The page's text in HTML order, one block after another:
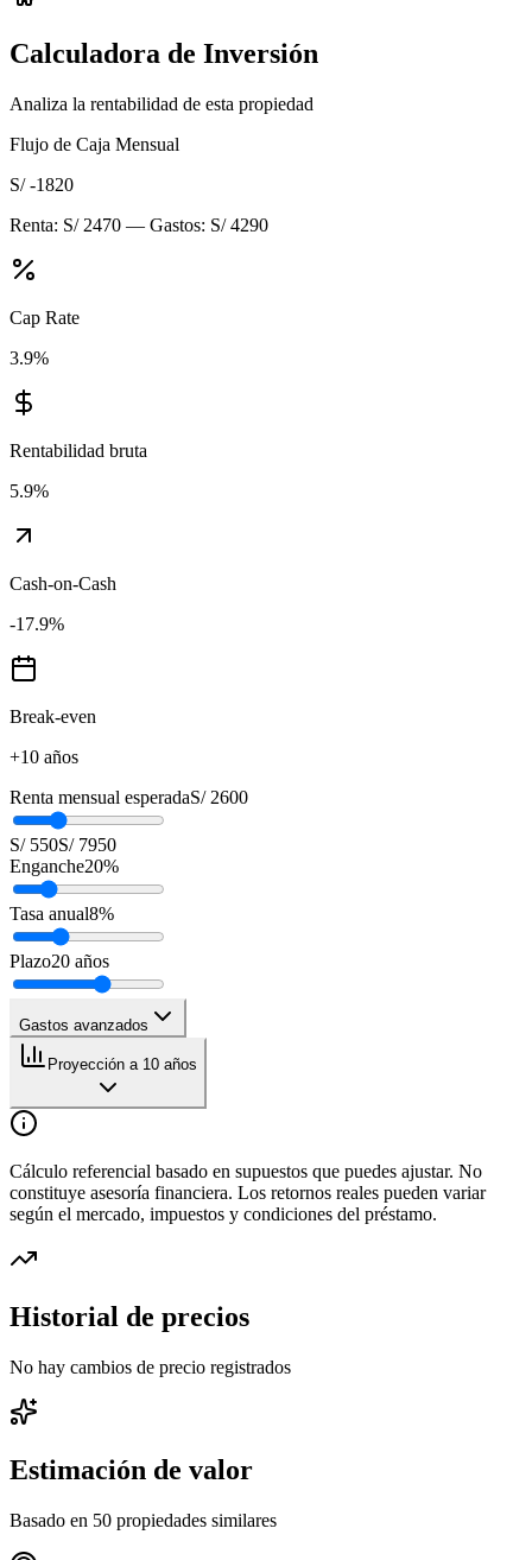
Calculadora de Inversión
Analiza la rentabilidad de esta propiedad
Flujo de Caja Mensual
S/ -1820
Renta: S/ 2470 — Gastos: S/ 4290
Cap Rate
3.9%
Rentabilidad bruta
5.9%
Cash-on-Cash
-17.9%
Break-even
+10 años
Renta mensual esperadaS/ 2600
S/ 550S/ 7950
Enganche20%
Tasa anual8%
Plazo20 años
Gastos avanzados
Proyección a 10 años
Cálculo referencial basado en supuestos que puedes ajustar. No
constituye asesoría financiera. Los retornos reales pueden variar
según el mercado, impuestos y condiciones del préstamo.
Historial de precios
No hay cambios de precio registrados
Estimación de valor
Basado en 50 propiedades similares